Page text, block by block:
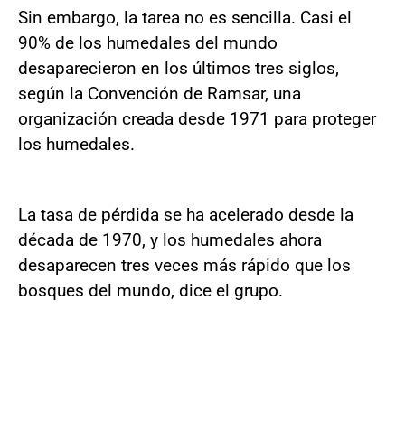
Sin embargo, la tarea no es sencilla. Casi el
90% de los humedales del mundo
desaparecieron en los últimos tres siglos,
según la Convención de Ramsar, una
organización creada desde 1971 para proteger
los humedales.
La tasa de pérdida se ha acelerado desde la
década de 1970, y los humedales ahora
desaparecen tres veces más rápido que los
bosques del mundo, dice el grupo.